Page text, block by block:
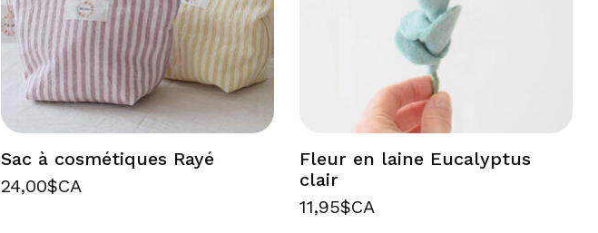
Sac à cosmétiques Rayé
24,00$CA
Fleur en laine Eucalyptus
clair
11,95$CA